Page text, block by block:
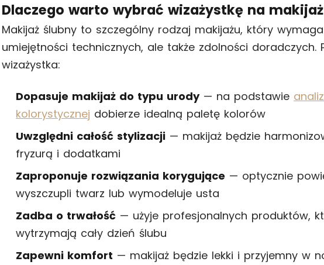
Dlaczego warto wybrać wizażystkę na
Makijaż ślubny to szczególny rodzaj makijażu, który
umiejętności technicznych, ale także zdolności doradczych.
wizażystka:
Dopasuje makijaż do typu urody— na podstawie
kolorystycznej dobierze idealną paletę kolorów
Uwzględni całość stylizacji — makijaż będzie
fryzurą i dodatkami
Zaproponuje rozwiązania korygujące — optycznie
wyszczupli twarz lub wymodeluje usta
Zadba o trwałość — użyje profesjonalnych produktów,
wytrzymają cały dzień ślubu
Zapewni komfort — makijaż będzie lekki i przyjemny w